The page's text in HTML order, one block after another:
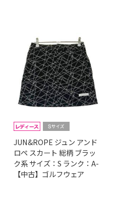
JUN&ROPE ジュン アンド
ロペ スカート 総柄 ブラッ
ク系 サイズ：S ランク：A-
【中古】ゴルフウェア